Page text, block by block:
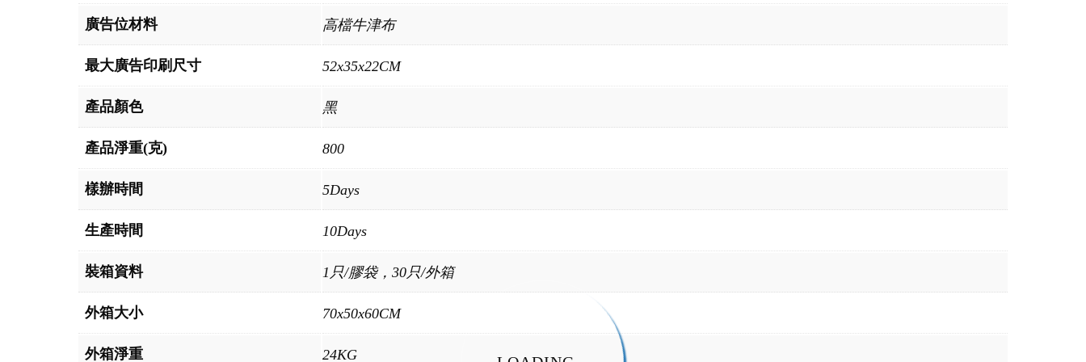
廣告位材料 高檔牛津布
最大廣告印刷尺寸 52x35x22CM
產品顏色 黑
產品淨重(克) 800
樣辦時間 5Days
生產時間 10Days
裝箱資料 1只/膠袋，30只/外箱
外箱大小 70x50x60CM
外箱淨重 24KG